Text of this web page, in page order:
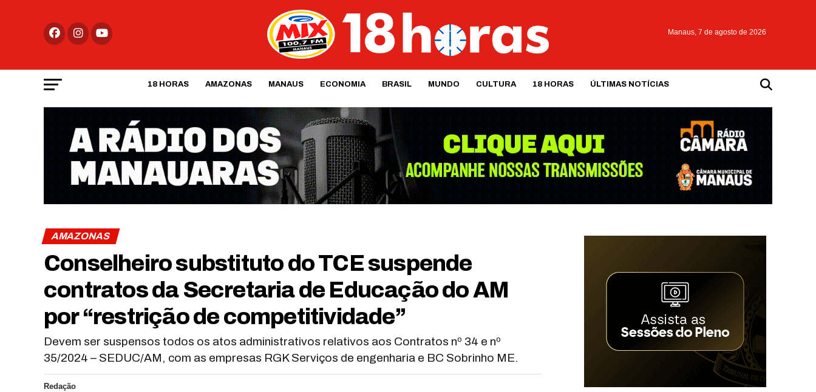
Manaus, 7 de agosto de 2026
18 HORAS AMAZONAS MANAUS ECONOMIA BRASIL MUNDO CULTURA 18 HORAS ÚLTIMAS NOTÍCIAS
AMAZONAS
Conselheiro substituto do TCE suspende
contratos da Secretaria de Educação do AM
por “restrição de competitividade”
Devem ser suspensos todos os atos administrativos relativos aos Contratos nº 34 e nº
35/2024 – SEDUC/AM, com as empresas RGK Serviços de engenharia e BC Sobrinho ME.
Redação